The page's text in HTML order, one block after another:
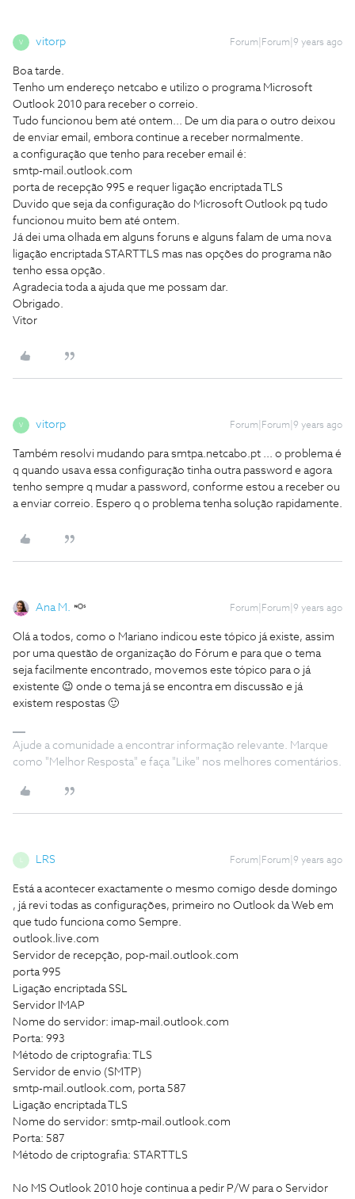
V vitorp Forum|Forum|9 years ago
Boa tarde.
Tenho um endereço netcabo e utilizo o programa Microsoft
Outlook 2010 para receber o correio.
Tudo funcionou bem até ontem... De um dia para o outro deixou
de enviar email, embora continue a receber normalmente.
a configuração que tenho para receber email é:
smtp-mail.outlook.com
porta de recepção 995 e requer ligação encriptada TLS
Duvido que seja da configuração do Microsoft Outlook pq tudo
funcionou muito bem até ontem.
Já dei uma olhada em alguns foruns e alguns falam de uma nova
ligação encriptada STARTTLS mas nas opções do programa não
tenho essa opção.
Agradecia toda a ajuda que me possam dar.
Obrigado.
Vitor
V vitorp Forum|Forum|9 years ago
Também resolvi mudando para smtpa.netcabo.pt ... o problema é
q quando usava essa configuração tinha outra password e agora
tenho sempre q mudar a password, conforme estou a receber ou
a enviar correio. Espero q o problema tenha solução rapidamente.
Ana M. Forum|Forum|9 years ago
Olá a todos, como o Mariano indicou este tópico já existe, assim
por uma questão de organização do Fórum e para que o tema
seja facilmente encontrado, movemos este tópico para o já
existente 😉 onde o tema já se encontra em discussão e já
existem respostas 🙂
Ajude a comunidade a encontrar informação relevante. Marque
como "Melhor Resposta" e faça "Like" nos melhores comentários.
LRS Forum|Forum|9 years ago
Está a acontecer exactamente o mesmo comigo desde domingo
, já revi todas as configurações, primeiro no Outlook da Web em
que tudo funciona como Sempre.
outlook.live.com
Servidor de recepção, pop-mail.outlook.com
porta 995
Ligação encriptada SSL
Servidor IMAP
Nome do servidor: imap-mail.outlook.com
Porta: 993
Método de criptografia: TLS
Servidor de envio (SMTP)
smtp-mail.outlook.com, porta 587
Ligação encriptada TLS
Nome do servidor: smtp-mail.outlook.com
Porta: 587
Método de criptografia: STARTTLS
No MS Outlook 2010 hoje continua a pedir P/W para o Servidor